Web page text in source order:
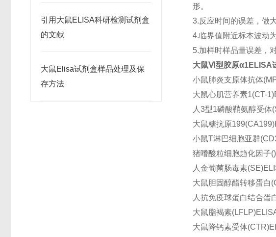
引用大鼠ELISA科研检测试剂盒
的文献
大鼠Elisa试剂盒样品处理及保
存方法
形。
3.反应时间的误差，做
4.临界值附近标本波动
5.加样时样品量误差，
大鼠Ⅵ型胶原α1ELISA
小鼠肺炎支原体抗体
大鼠心肌营养素1(CT-
人3型1磷酸鞘氨醇受
大鼠糖抗原
小鼠T淋巴细胞亚群
猪嗜酸粒细胞趋化因
人金葡菌肠毒素
大鼠胆固醇酯转移蛋
人抗免疫球蛋白结合
大鼠脂褐素
大鼠降钙素受体